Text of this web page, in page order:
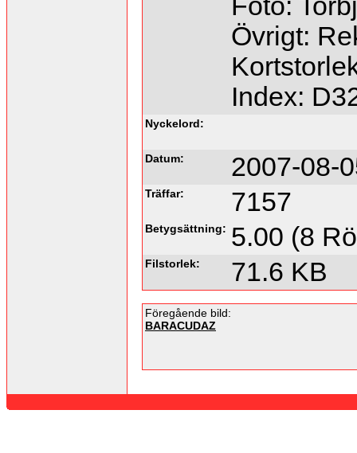
Övrigt:
Index:
Nyckelord:
Datum: 2007-08-
Träffar: 7157
Betygsättning: 5.00 (8
Filstorlek: 71.6 KB
Föregående bild:
BARACUDAZ